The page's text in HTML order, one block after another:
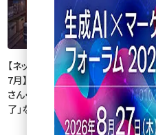
【ネットミーム振り返り・2026年
7月】「映画ちいかわ」「佐藤二朗
さん・橋本愛さん」「POPOPO終
了」など